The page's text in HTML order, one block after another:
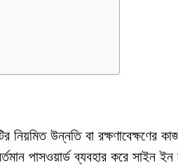
নিয়মিত উন্নতি বা রক্ষণাবেক্ষণের
পাসওয়ার্ড ব্যবহার করে সাইন ইন